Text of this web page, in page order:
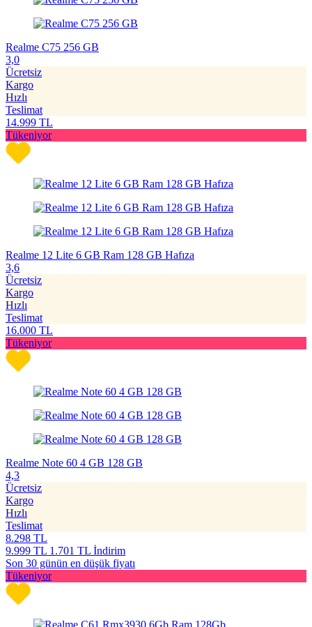
Realme C75 256 GB
3,0
Ücretsiz
Kargo
Hızlı
Teslimat
14.999 TL
Tükeniyor
Realme 12 Lite 6 GB Ram 128 GB Hafıza
3,6
Ücretsiz
Kargo
Hızlı
Teslimat
16.000 TL
Tükeniyor
Realme Note 60 4 GB 128 GB
4,3
Ücretsiz
Kargo
Hızlı
Teslimat
8.298 TL
9.999 TL 1.701 TL İndirim
Son 30 günün en düşük fiyatı
Tükeniyor